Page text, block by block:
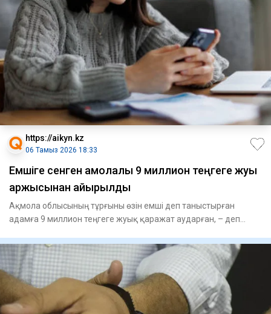
https://aikyn.kz
06 Тамыз 2026 18:33
Емшіге сенген ақмолалық 9 миллион теңгеге жуық
қаржысынан айырылды
Ақмола облысының тұрғыны өзін емші деп таныстырған
адамға 9 миллион теңгеге жуық қаражат аударған, – деп